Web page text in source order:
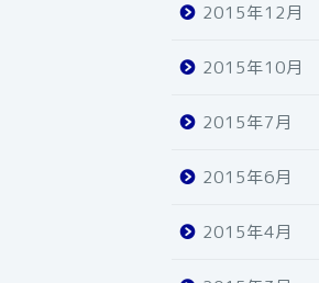
2015年12月
2015年10月
2015年7月
2015年6月
2015年4月